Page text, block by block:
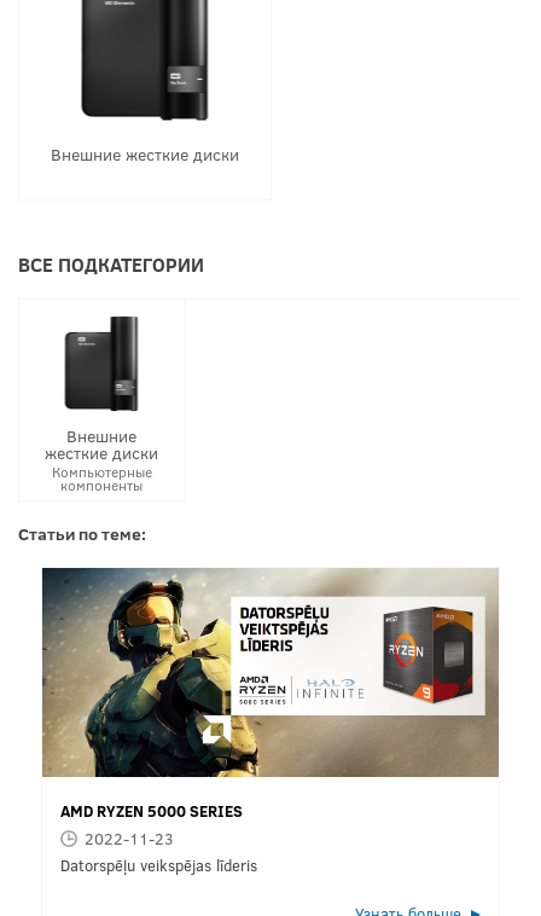
Внешние жесткие диски
ВСЕ ПОДКАТЕГОРИИ
Внешние
жесткие диски
Компьютерные
компоненты
Статьи по теме:
AMD RYZEN 5000 SERIES
2022-11-23
Datorspēļu veikspējas līderis